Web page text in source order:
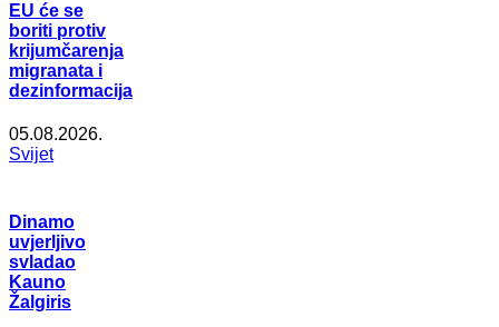
EU će se
boriti protiv
krijumčarenja
migranata i
dezinformacija
05.08.2026.
Svijet
Dinamo
uvjerljivo
svladao
Kauno
Žalgiris